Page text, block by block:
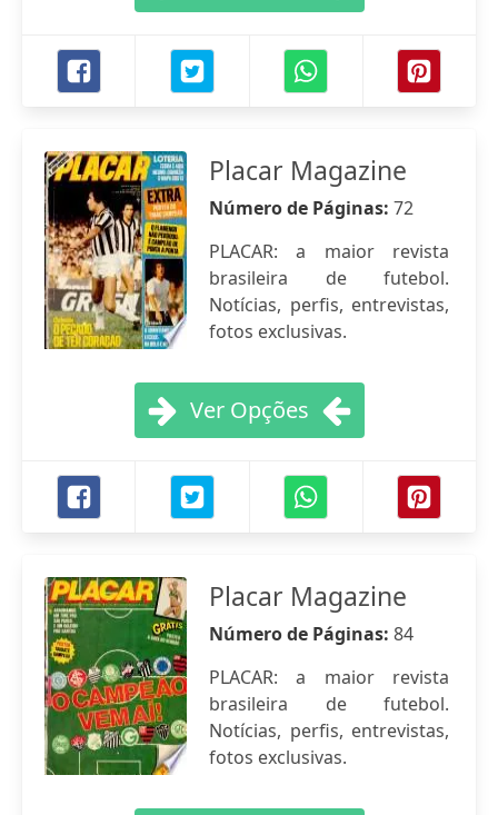
Placar Magazine
Número de Páginas: 72
PLACAR: a maior revista
brasileira de futebol.
Notícias, perfis, entrevistas,
fotos exclusivas.
Ver Opções
Placar Magazine
Número de Páginas: 84
PLACAR: a maior revista
brasileira de futebol.
Notícias, perfis, entrevistas,
fotos exclusivas.